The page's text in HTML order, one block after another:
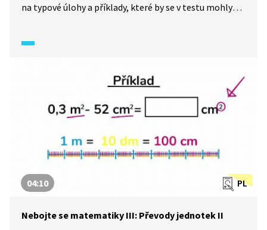
na typové úlohy a příklady, které by se v testu mohly
PL
04:10
Nebojte se matematiky III: Převody jednotek II